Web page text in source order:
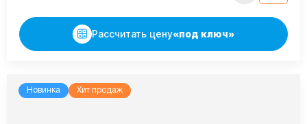
Рассчитать цену«под ключ»
Новинка Хит продаж